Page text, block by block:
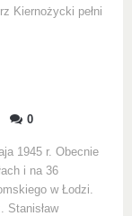
Kiernożycki pełni
0
1945 r. Obecnie
i na 36
w Łodzi.
Stanisław